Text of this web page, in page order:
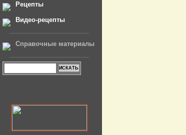
Рецепты
Видео-рецепты
Справочные материалы